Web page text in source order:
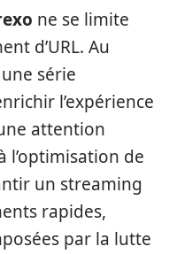
ne se limite
d’URL. Au
série
l’expérience
attention
l’optimisation de
un streaming
rapides,
par la lutte